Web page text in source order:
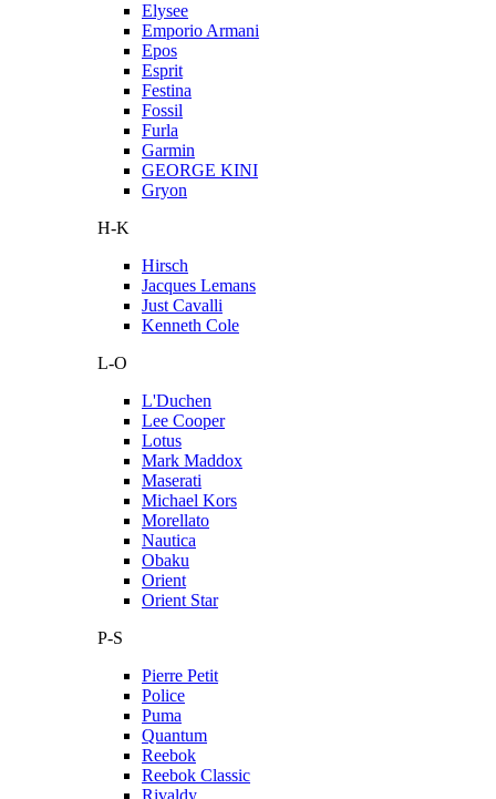
Elysee
Emporio Armani
Epos
Esprit
Festina
Fossil
Furla
Garmin
GEORGE KINI
Gryon
H-K
Hirsch
Jacques Lemans
Just Cavalli
Kenneth Cole
L-O
L'Duchen
Lee Cooper
Lotus
Mark Maddox
Maserati
Michael Kors
Morellato
Nautica
Obaku
Orient
Orient Star
P-S
Pierre Petit
Police
Puma
Quantum
Reebok
Reebok Classic
Rivaldy